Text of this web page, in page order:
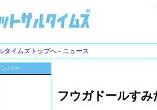
タイムズトップへ - ニュース
バー
フウガドールす